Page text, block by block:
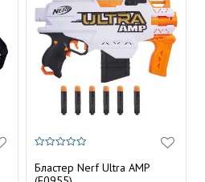
з
5
Бластер Nerf Ultra AMP